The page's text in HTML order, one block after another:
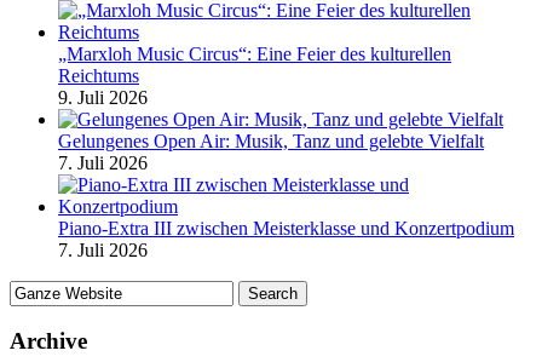
„Marxloh Music Circus“: Eine Feier des kulturellen
Reichtums
9. Juli 2026
Gelungenes Open Air: Musik, Tanz und gelebte Vielfalt
7. Juli 2026
Piano-Extra III zwischen Meisterklasse und Konzertpodium
7. Juli 2026
Archive